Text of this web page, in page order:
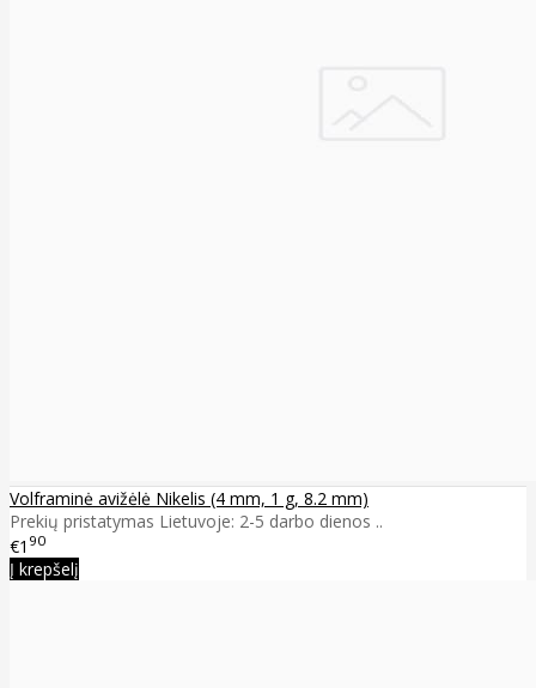
Volframinė avižėlė Nikelis (4 mm, 1 g, 8.2 mm)
Prekių pristatymas Lietuvoje: 2-5 darbo dienos ..
€1 90
Į krepšelį